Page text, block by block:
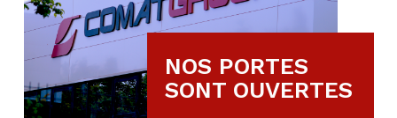
NOS PORTES
SONT OUVERTES